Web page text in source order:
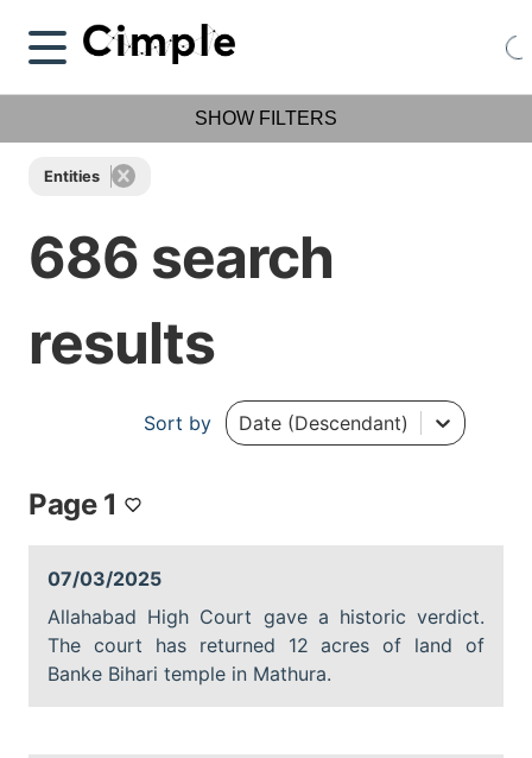
SHOW FILTERS
Entities
686 search
results
Sort by Date (Descendant)
Page 1
07/03/2025
Allahabad High Court gave a historic verdict.
The court has returned 12 acres of land of
Banke Bihari temple in Mathura.